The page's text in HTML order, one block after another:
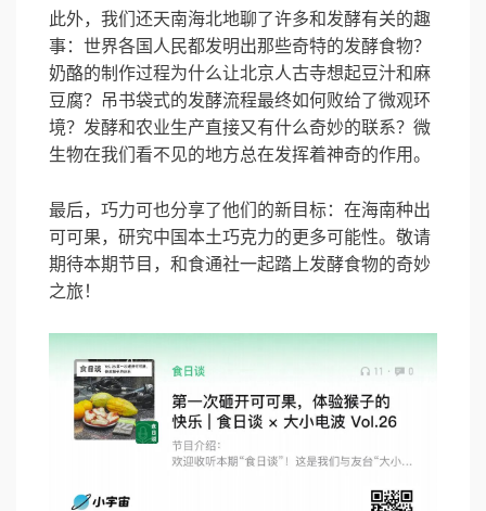
此外，我们还天南海北地聊了许多和发酵有关的趣
事：世界各国人民都发明出那些奇特的发酵食物？
奶酪的制作过程为什么让北京人古寺想起豆汁和麻
豆腐？吊书袋式的发酵流程最终如何败给了微观环
境？发酵和农业生产直接又有什么奇妙的联系？微
生物在我们看不见的地方总在发挥着神奇的作用。
最后，巧力可也分享了他们的新目标：在海南种出
可可果，研究中国本土巧克力的更多可能性。敬请
期待本期节目，和食通社一起踏上发酵食物的奇妙
之旅！